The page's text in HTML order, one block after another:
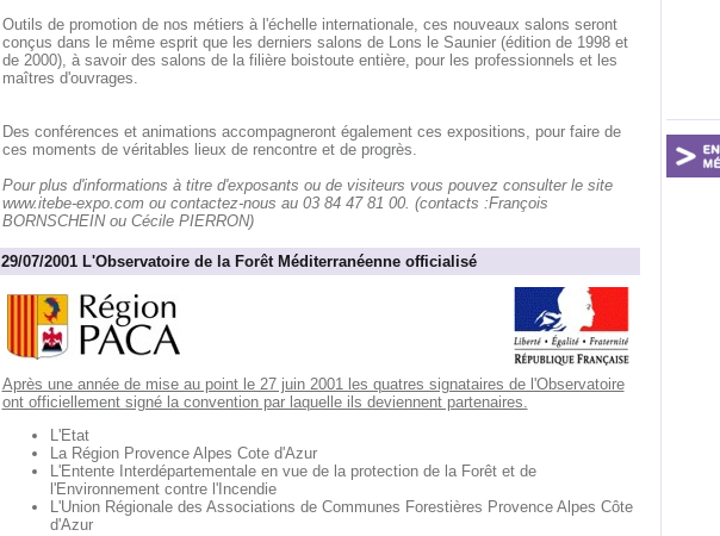
Outils de promotion de nos métiers à l'échelle internationale, ces nouveaux salons seront
conçus dans le même esprit que les derniers salons de Lons le Saunier (édition de 1998 et
de 2000), à savoir des salons de la filière boistoute entière, pour les professionnels et les
maîtres d'ouvrages.
Des conférences et animations accompagneront également ces expositions, pour faire de
ces moments de véritables lieux de rencontre et de progrès.
Pour plus d'informations à titre d'exposants ou de visiteurs vous pouvez consulter le site
www.itebe-expo.com ou contactez-nous au 03 84 47 81 00. (contacts :François
BORNSCHEIN ou Cécile PIERRON)
29/07/2001 L'Observatoire de la Forêt Méditerranéenne officialisé
Après une année de mise au point le 27 juin 2001 les quatres signataires de l'Observatoire
ont officiellement signé la convention par laquelle ils deviennent partenaires.
L'Etat
La Région Provence Alpes Cote d'Azur
L'Entente Interdépartementale en vue de la protection de la Forêt et de
l'Environnement contre l'Incendie
L'Union Régionale des Associations de Communes Forestières Provence Alpes Côte
d'Azur